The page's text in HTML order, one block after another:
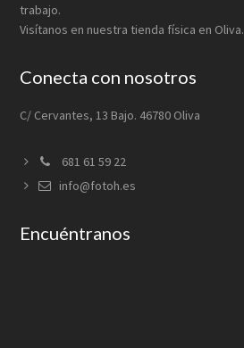
trabajo.
Visítanos en nuestra tienda física en Oliva.
Conecta con nosotros
C/ Cervantes, 13 Bajo. 46780 Oliva
681 61 59 22
info@fotoh.es
Encuéntranos